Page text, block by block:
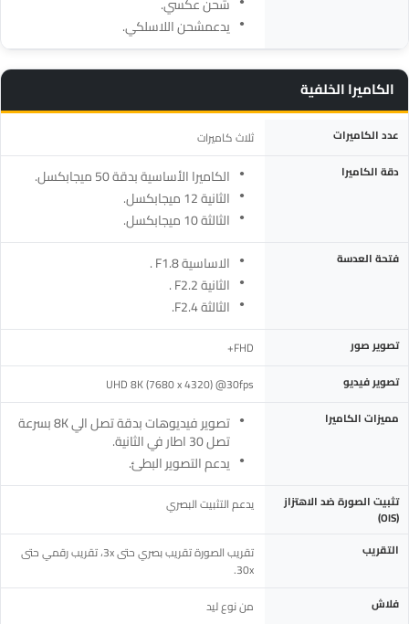
يدعمشحن اللاسلكي.
الكاميرا الخلفية
المواصفة التفاصيلعدد الكاميرات ثلاث كاميرات
دقة الكاميرا
الكاميرا الأساسية بدقة 50 ميجابكسل.
الثانية 12 ميجابكسل.
الثالثة 10 ميجابكسل.
فتحة العدسة
الاساسية F1.8 .
الثانية F2.2 .
الثالثة F2.4.
تصوير صور FHD+
تصوير فيديو UHD 8K (7680 x 4320) @30fps
مميزات الكاميرا تصوير فيديوهات بدقة تصل الي 8K بسرعة
تصل 30 اطار في الثانية.
يدعم التصوير البطئ.
تثبيت الصورة ضد الاهتزاز
(OIS)
يدعم التثبيت البصري
التقريب
تقريب الصورة تقريب بصري حتى 3x، تقريب رقمي حتى
30x.
فلاش من نوع ليد